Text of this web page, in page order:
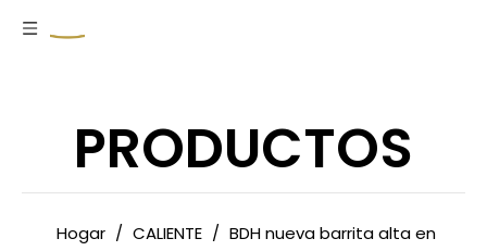
PRODUCTOS
Hogar / CALIENTE / BDH nueva barrita alta en